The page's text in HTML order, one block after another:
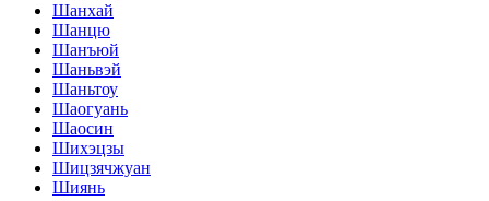
Шанхай
Шанцю
Шанъюй
Шаньвэй
Шаньтоу
Шаогуань
Шаосин
Шихэцзы
Шицзячжуан
Шиянь